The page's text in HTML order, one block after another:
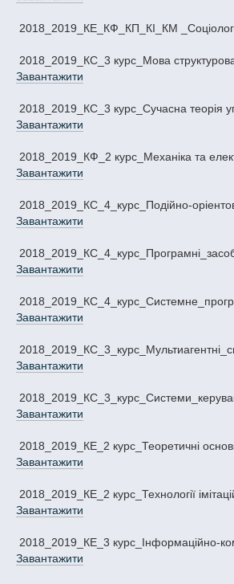
2018_2019_КЕ_КФ_КП_КІ_КМ
2018_2019_КС_3 курс_Мова
Завантажити
2018_2019_КС_3 курс_Сучасна теорія
Завантажити
2018_2019_КФ_2 курс_Механіка та
Завантажити
2018_2019_КС_4_курс_Подiйно-
Завантажити
Завантажити
Завантажити
Завантажити
Завантажити
2018_2019_КЕ_2 курс_Теоретичні
Завантажити
2018_2019_КЕ_2 курс_Технології
Завантажити
2018_2019_КЕ_3 курс_Інформаційно-
Завантажити